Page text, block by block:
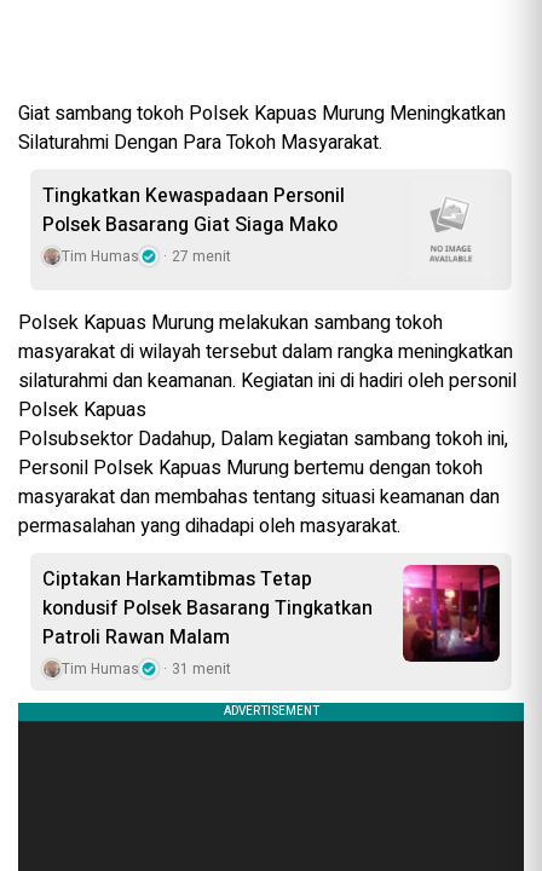
Giat sambang tokoh Polsek Kapuas Murung Meningkatkan
Silaturahmi Dengan Para Tokoh Masyarakat.
Tingkatkan Kewaspadaan Personil
Polsek Basarang Giat Siaga Mako
Tim Humas 27 menit
Polsek Kapuas Murung melakukan sambang tokoh
masyarakat di wilayah tersebut dalam rangka meningkatkan
silaturahmi dan keamanan. Kegiatan ini di hadiri oleh personil
Polsek Kapuas
Polsubsektor Dadahup, Dalam kegiatan sambang tokoh ini,
Personil Polsek Kapuas Murung bertemu dengan tokoh
masyarakat dan membahas tentang situasi keamanan dan
permasalahan yang dihadapi oleh masyarakat.
Ciptakan Harkamtibmas Tetap
kondusif Polsek Basarang Tingkatkan
Patroli Rawan Malam
Tim Humas 31 menit